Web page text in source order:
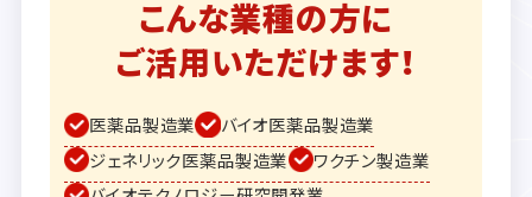
こんな業種の方に
ご活用いただけます！
医薬品製造業
バイオ医薬品製造業
ジェネリック医薬品製造業
ワクチン製造業